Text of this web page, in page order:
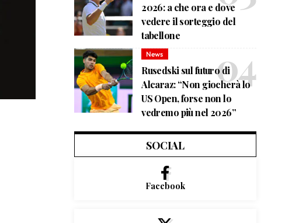
2026: a che ora e dove
vedere il sorteggio del
tabellone
News
Rusedski sul futuro di
Alcaraz: “Non giocherà lo
US Open, forse non lo
vedremo più nel 2026”
SOCIAL
Facebook